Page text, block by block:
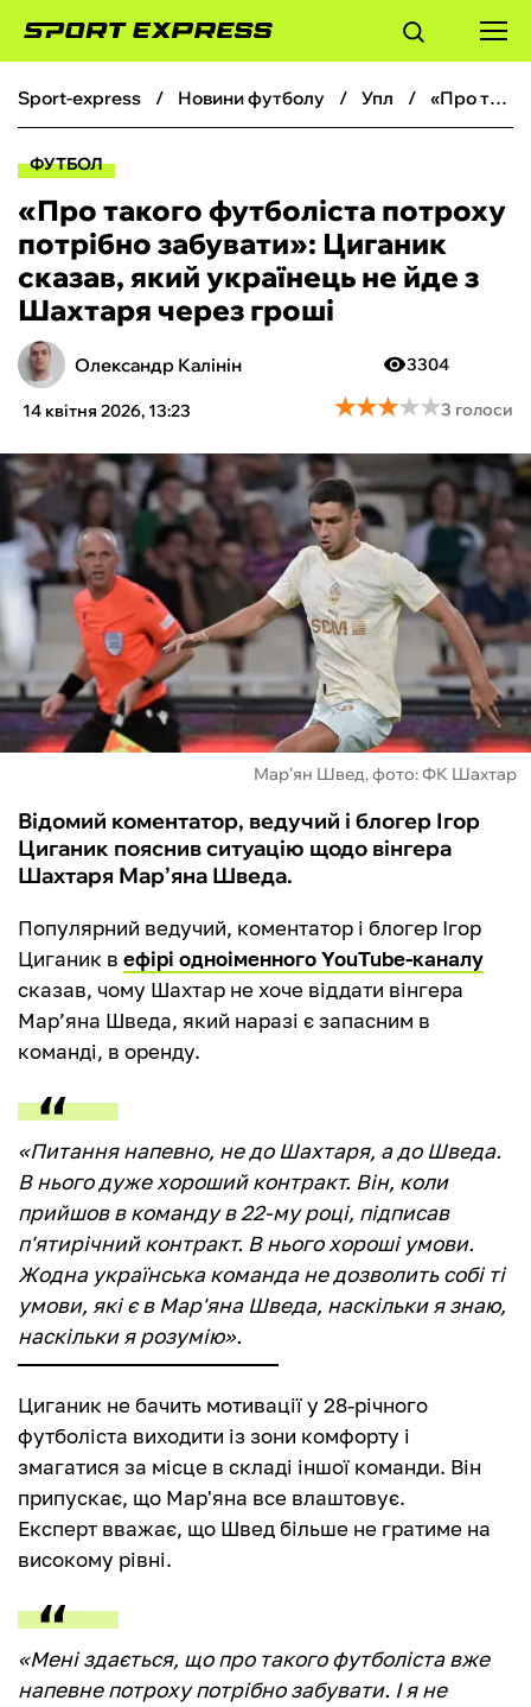
ФУТБОЛ
БОКС
ХОКЕЙ
ТЕНІС
КІБЕРСПОРТ
ЧС-2026
ФУТЗАЛ
ІНШІ
БУКМЕКЕРИ
sport-express новини футболу упл «Про такого футболіста потроху потрібно забувати»: Циганик сказав, який українець не йде з Шахтаря через гроші
ФУТБОЛ
«Про такого футболіста потроху
потрібно забувати»: Циганик
сказав, який українець не йде з
Шахтаря через гроші
Олександр Калінін
14 квітня 2026, 13:23
3304
★★★★★
★★★★★3 голоси
Мар'ян Швед, фото: ФК Шахтар
Відомий коментатор, ведучий і блогер Ігор
Циганик пояснив ситуацію щодо вінгера
Шахтаря Мар’яна Шведа.
Популярний ведучий, коментатор і блогер Ігор
Циганик в ефірі одноіменного YouTube-каналу
сказав, чому Шахтар не хоче віддати вінгера
Мар’яна Шведа, який наразі є запасним в
команді, в оренду.
«Питання напевно, не до Шахтаря, а до Шведа.
В нього дуже хороший контракт. Він, коли
прийшов в команду в 22-му році, підписав
п'ятирічний контракт. В нього хороші умови.
Жодна українська команда не дозволить собі ті
умови, які є в Мар'яна Шведа, наскільки я знаю,
наскільки я розумію».
Циганик не бачить мотивації у 28-річного
футболіста виходити із зони комфорту і
змагатися за місце в складі іншої команди. Він
припускає, що Мар'яна все влаштовує.
Експерт вважає, що Швед більше не гратиме на
високому рівні.
«Мені здається, що про такого футболіста вже
напевне потроху потрібно забувати. І я не